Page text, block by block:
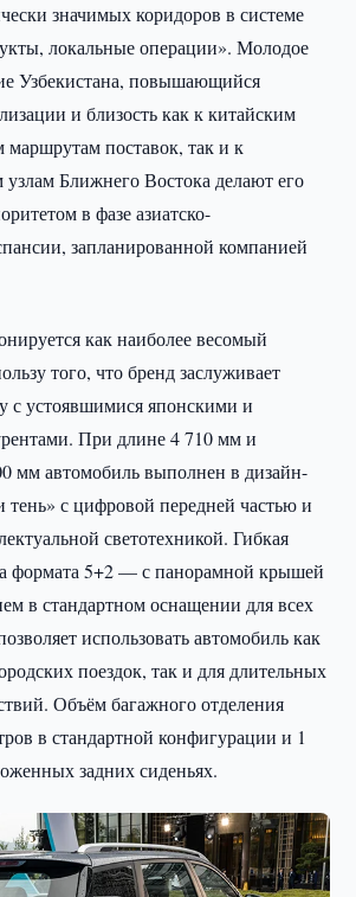
значимых коридоров в системе
локальные операции». Молодое
Узбекистана, повышающийся
и близость как к китайским
поставок, так и к
Ближнего Востока делают его
в фазе азиатско-
запланированной компанией
как наиболее весомый
того, что бренд заслуживает
с устоявшимися японскими и
При длине 4 710 мм и
мм автомобиль выполнен в дизайн-
тень» с цифровой передней частью и
светотехникой. Гибкая
формата 5+2 — с панорамной крышей
в стандартном оснащении для всех
использовать автомобиль как
поездок, так и для длительных
Объём багажного отделения
в стандартной конфигурации и 1
задних сиденьях.